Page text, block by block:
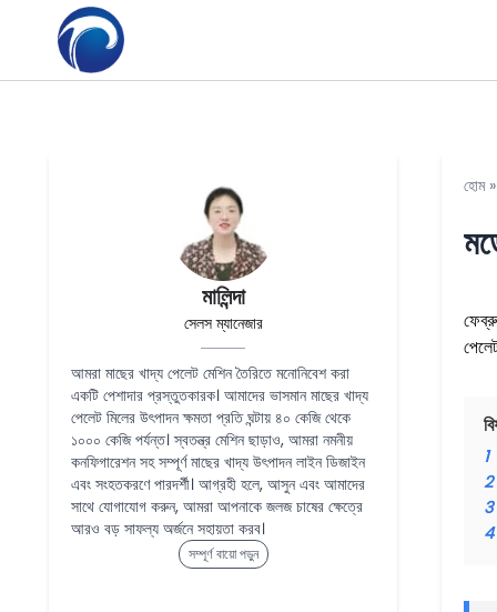
মালিন্দা
সেলস ম্যানেজার
আমরা মাছের খাদ্য পেলেট মেশিন তৈরিতে মনোনিবেশ করা
একটি পেশাদার প্রস্তুতকারক। আমাদের ভাসমান মাছের খাদ্য
পেলেট মিলের উৎপাদন ক্ষমতা প্রতি ঘন্টায় ৪০ কেজি থেকে
১০০০ কেজি পর্যন্ত। স্বতন্ত্র মেশিন ছাড়াও, আমরা নমনীয়
কনফিগারেশন সহ সম্পূর্ণ মাছের খাদ্য উৎপাদন লাইন ডিজাইন
এবং সংহতকরণে পারদর্শী। আগ্রহী হলে, আসুন এবং আমাদের
সাথে যোগাযোগ করুন, আমরা আপনাকে জলজ চাষের ক্ষেত্রে
আরও বড় সাফল্য অর্জনে সহায়তা করব।
সম্পূর্ণ বায়ো পড়ুন
হোম»
1
2
3
4